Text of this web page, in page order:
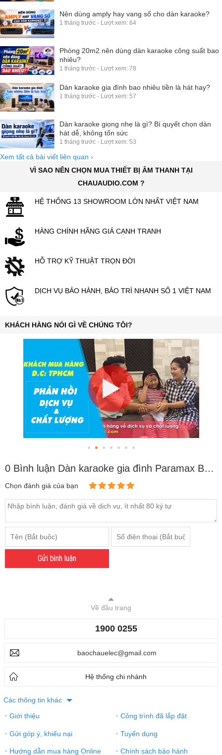
Nên dùng amply hay vang số cho dàn karaoke?
1 tháng trước - Lượt xem: 64
Phòng 20m2 nên dùng dàn karaoke công suất bao
nhiêu?
1 tháng trước - Lượt xem: 78
Dàn karaoke gia đình bao nhiêu tiền là hát hay?
1 tháng trước - Lượt xem: 57
Dàn karaoke giọng nhẹ là gì? Bí quyết chọn dàn
hát dễ, không tốn sức
1 tháng trước - Lượt xem: 53
Xem tất cả bài viết liên quan ›
VÌ SAO NÊN CHỌN MUA THIẾT BỊ ÂM THANH TẠI
CHAUAUDIO.COM ?
HỆ THỐNG 13 SHOWROOM LỚN NHẤT VIỆT NAM
HÀNG CHÍNH HÃNG GIÁ CẠNH TRANH
HỖ TRỢ KỸ THUẬT TRỌN ĐỜI
DỊCH VỤ BẢO HÀNH, BẢO TRÌ NHANH SỐ 1 VIỆT NAM
KHÁCH HÀNG NÓI GÌ VỀ CHÚNG TÔI?
0 Bình luận Dàn karaoke gia đình Paramax BC-PRM03
Chọn đánh giá của bạn
Gửi bình luận
Về đầu trang
1900 0255
baochauelec@gmail.com
Hệ thống chi nhánh
Các thông tin khác
● Giới thiệu ● Công trình đã lắp đặt
● Gửi góp ý, khiếu nại ● Tuyển dụng
● Hướng dẫn mua hàng Online ● Chính sách bảo hành